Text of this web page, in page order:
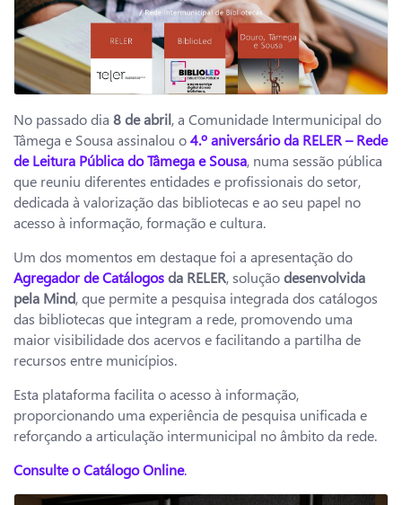
No passado dia 8 de abril, a Comunidade Intermunicipal do
Tâmega e Sousa assinalou o4.º aniversário da RELER – Rede
de Leitura Pública do Tâmega e Sousa, numa sessão pública
que reuniu diferentes entidades e profissionais do setor,
dedicada à valorização das bibliotecas e ao seu papel no
acesso à informação, formação e cultura.
Um dos momentos em destaque foi a apresentação do
Agregador de Catálogosda RELER, soluçãodesenvolvida
pela Mind, que permite a pesquisa integrada dos catálogos
das bibliotecas que integram a rede, promovendo uma
maior visibilidade dos acervos e facilitando a partilha de
recursos entre municípios.
Esta plataforma facilita o acesso à informação,
proporcionando uma experiência de pesquisa unificada e
reforçando a articulação intermunicipal no âmbito da rede.
Consulte o Catálogo Online.